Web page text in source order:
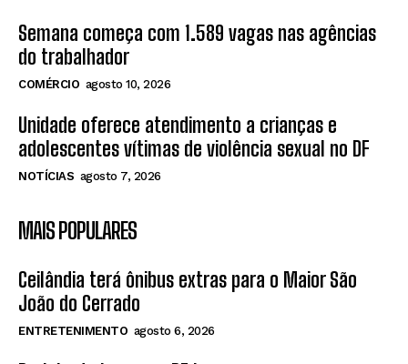
Semana começa com 1.589 vagas nas agências
do trabalhador
COMÉRCIO agosto 10, 2026
Unidade oferece atendimento a crianças e
adolescentes vítimas de violência sexual no DF
NOTÍCIAS agosto 7, 2026
MAIS POPULARES
Ceilândia terá ônibus extras para o Maior São
João do Cerrado
ENTRETENIMENTO agosto 6, 2026